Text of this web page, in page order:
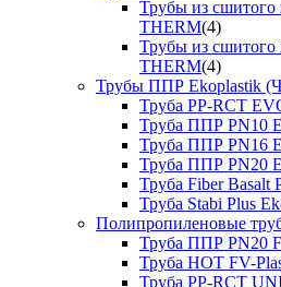
Трубы из сшитого
THERM(4)
Трубы из
THERM(4)
Трубы ППР Ekoplastik
Труба PP-RCT
Труба ППР PN10
Труба ППР PN16
Труба ППР PN20
Труба Fiber Basalt
Труба Stabi Plus
Полипропиленовые
Труба ППР PN20
Труба HOT FV-
Труба PP-RCT